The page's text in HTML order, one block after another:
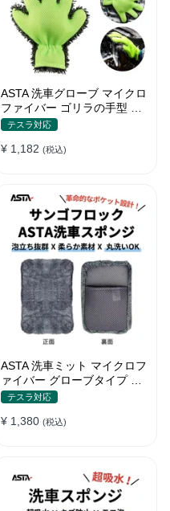
ASTA 洗車グローブ マイクロ
ファイバー ゴリラの手型 ス
ポンジ ボディー用 傷防止 吸
イク 洗車グッズ 掃除 手袋型
テスラ対応
¥ 1,182 (税込)
ASTA 洗車ミット マイクロフ
ァイバー グローブタイプ 洗
車プロも愛用 傷防止 高吸水
ング用品
テスラ対応
¥ 1,380 (税込)